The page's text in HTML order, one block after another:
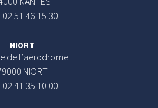
02 51 46 15 30
NIORT
de l’aérodrome
NIORT
02 41 35 10 00